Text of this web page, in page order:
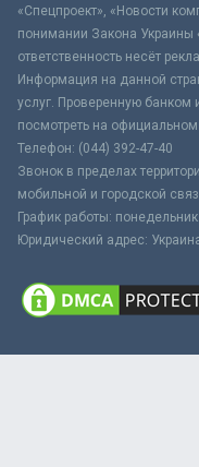
«Спецпроект», «Новости
понимании Закона
ответственность несёт
Информация на данной
услуг. Проверенную банком
посмотреть на
Телефон: (044) 392-47-40
Звонок в пределах
мобильной и городской
График работы:
Юридический адрес: